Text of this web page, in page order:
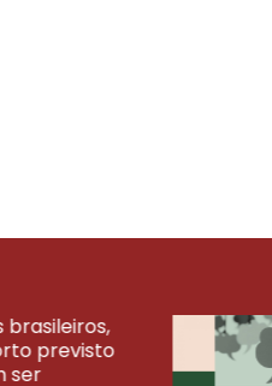
brasileiros,
previsto
ser